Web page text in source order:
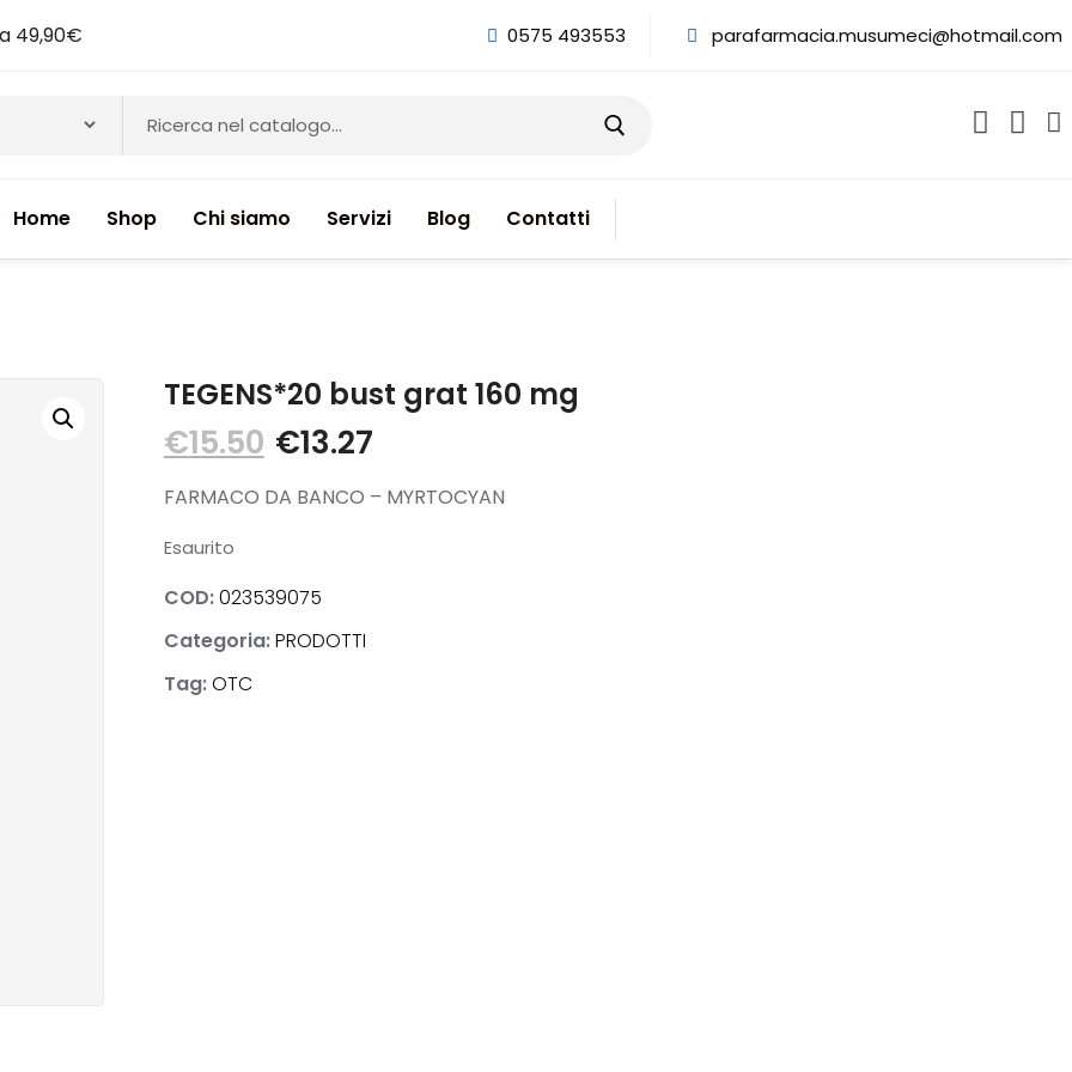
49,90€ 0575 493553 parafarmacia.musumeci@hotmail.com
Home Shop Chi siamo Servizi Blog Contatti
TEGENS*20 bust grat 160 mg
€15.50 €13.27
FARMACO DA BANCO – MYRTOCYAN
Esaurito
COD:023539075
Categoria:PRODOTTI
Tag:OTC